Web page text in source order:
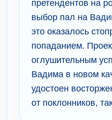
претендентов на
выбор пал на
это оказалось
попаданием.
оглушительным
Вадима в новом
удостоен
от поклонников,